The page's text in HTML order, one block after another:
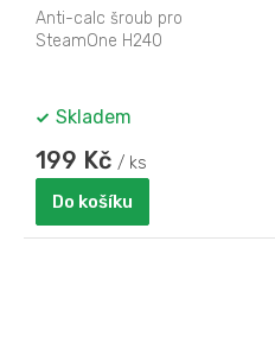
Anti-calc šroub pro
SteamOne H240
Skladem
199 Kč / ks
Do košíku